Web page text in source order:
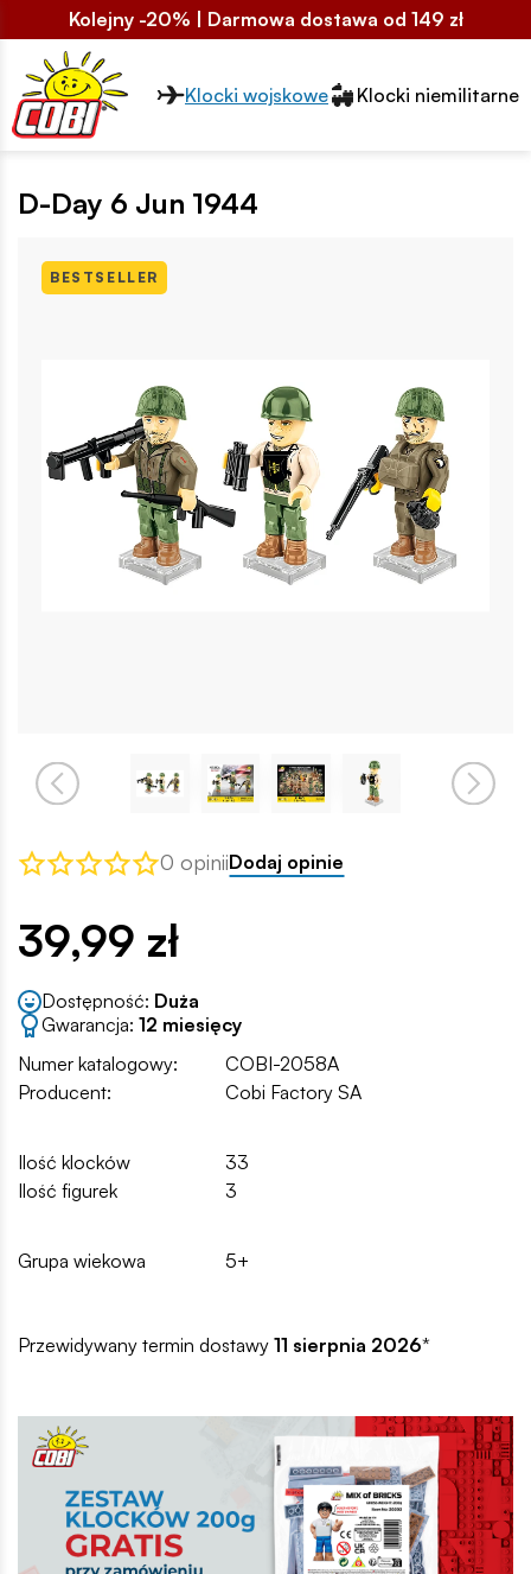
Kolejny -20% | Darmowa dostawa od 149 zł
Przełącznik segmentów2
Klocki wojskowe Klocki niemilitarne
D-Day 6 Jun 1944
BESTSELLER
0 opiniiDodaj opinie
39,99 zł
Dostępność: Duża
Gwarancja: 12 miesięcy
Numer katalogowy:
COBI-2058A
Producent:
Cobi Factory SA
Ilość klocków
33
Ilość figurek
3
Grupa wiekowa 5+
Przewidywany termin dostawy 11 sierpnia 2026*